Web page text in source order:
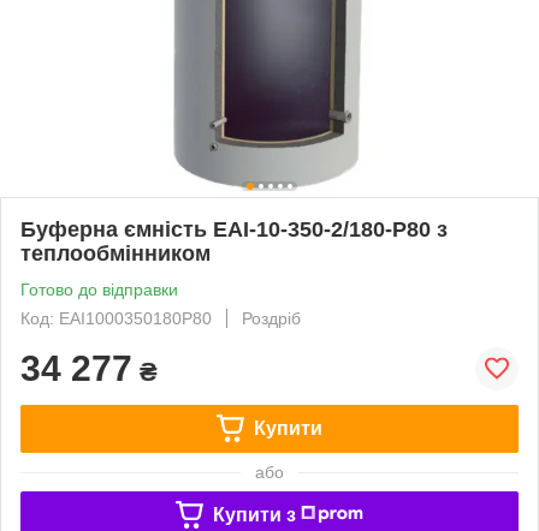
Буферна ємність ЕАІ-10-350-2/180-P80 з
теплообмінником
Готово до відправки
Код: ЕАІ1000350180P80
Роздріб
34 277 ₴
Купити
або
Купити з